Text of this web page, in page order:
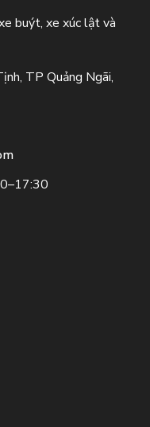
buýt, xe xúc lật và
TP Quảng Ngãi,